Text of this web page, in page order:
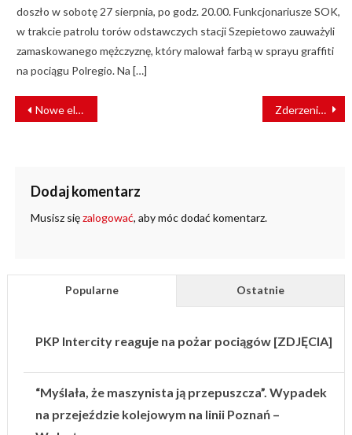
doszło w sobotę 27 sierpnia, po godz. 20.00. Funkcjonariusze SOK,
w trakcie patrolu torów odstawczych stacji Szepietowo zauważyli
zamaskowanego mężczyznę, który malował farbą w sprayu graffiti
na pociągu Polregio. Na […]
NAWIGACJA
WPISU
Nowe elektryczne pociągi dla Śląska Zderzenie pociągów na Słowacji. Co najmniej 9 osób poszkodowanych
Dodaj komentarz
Musisz sięzalogować, aby móc dodać komentarz.
Popularne Ostatnie
PKP Intercity reaguje na pożar pociągów [ZDJĘCIA]
“Myślała, że maszynista ją przepuszcza”. Wypadek
na przejeździe kolejowym na linii Poznań –